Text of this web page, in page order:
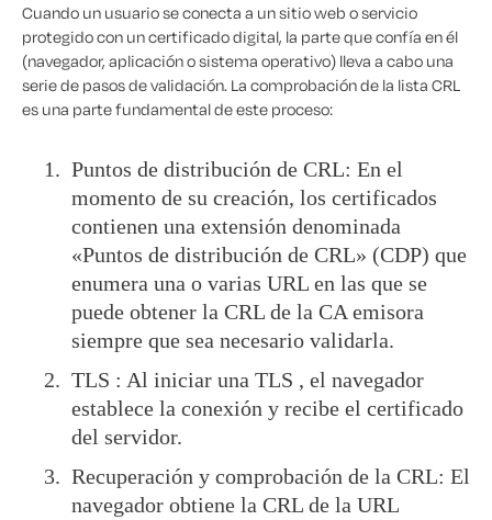
Cuando un usuario se conecta a un sitio web o servicio
protegido con un certificado digital, la parte que confía en él
(navegador, aplicación o sistema operativo) lleva a cabo una
serie de pasos de validación. La comprobación de la lista CRL
es una parte fundamental de este proceso:
Puntos de distribución de CRL: En el
momento de su creación, los certificados
contienen una extensión denominada
«Puntos de distribución de CRL» (CDP) que
enumera una o varias URL en las que se
puede obtener la CRL de la CA emisora
siempre que sea necesario validarla.
TLS : Al iniciar una TLS , el navegador
establece la conexión y recibe el certificado
del servidor.
Recuperación y comprobación de la CRL: El
navegador obtiene la CRL de la URL